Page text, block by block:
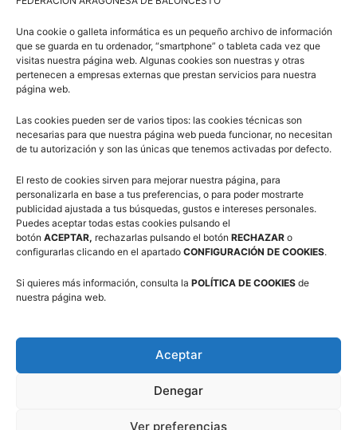
Una cookie o galleta informática es un pequeño archivo de información
que se guarda en tu ordenador, “smartphone” o tableta cada vez que
visitas nuestra página web. Algunas cookies son nuestras y otras
pertenecen a empresas externas que prestan servicios para nuestra
página web.
Las cookies pueden ser de varios tipos: las cookies técnicas son
necesarias para que nuestra página web pueda funcionar, no necesitan
de tu autorización y son las únicas que tenemos activadas por defecto.
El resto de cookies sirven para mejorar nuestra página, para
personalizarla en base a tus preferencias, o para poder mostrarte
publicidad ajustada a tus búsquedas, gustos e intereses personales.
Puedes aceptar todas estas cookies pulsando el
botón ACEPTAR, rechazarlas pulsando el botón RECHAZAR o
configurarlas clicando en el apartado CONFIGURACIÓN DE COOKIES.
Si quieres más información, consulta la POLÍTICA DE COOKIES de
nuestra página web.
Aceptar
Denegar
Ver preferencias
Cadete Femenino – Grupo B
Aragón – Castilla La Mancha(77-50)
Aragón – La Rioja(88-43)
Cuartos Final
(77-67)